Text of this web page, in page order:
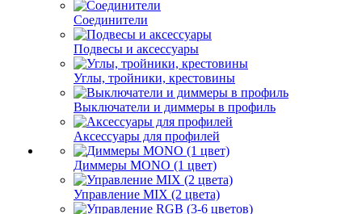
Соединители
Подвесы и аксессуары
Углы, тройники, крестовины
Выключатели и диммеры в профиль
Аксессуары для профилей
Диммеры MONO (1 цвет)
Управление MIX (2 цвета)